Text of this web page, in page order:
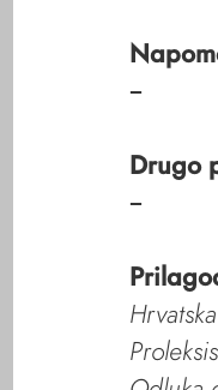
–
Drugo
–